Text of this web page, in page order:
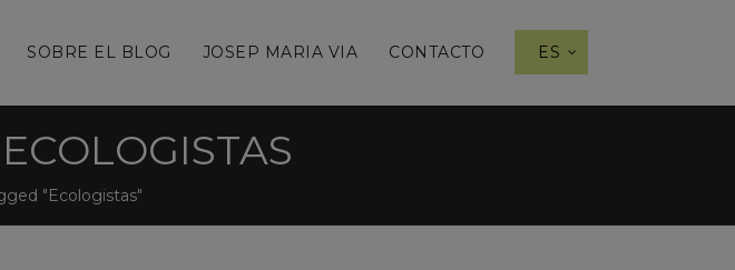
SOBRE EL BLOG JOSEP MARIA VIA CONTACTO ES
"Ecologistas"